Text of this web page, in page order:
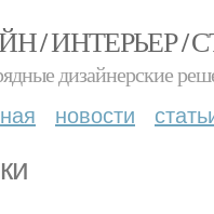
/ ИНТЕРЬЕР /
дизайнерские
новости